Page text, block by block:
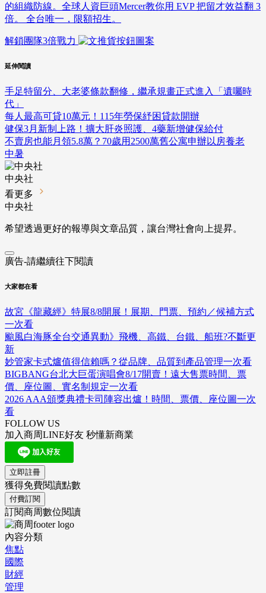
的組織防線。全球人資巨頭Mercer教你用 EVP 把留才效益翻 3
倍。 全台唯一，限額招生。
解鎖團隊3倍戰力
延伸閱讀
手足特留分、大老婆條款翻修，繼承規畫正式進入「遺囑時
代」
每人最高可貸10萬元！115年勞保紓困貸款開辦
健保3月新制上路！擴大肝炎照護、4藥新增健保給付
不賣房也能月領5.8萬？70歲用2500萬舊公寓申辦以房養老
中暑
中央社
看更多
中央社
希望透過更好的報導與文章品質，讓台灣社會向上提昇。
廣告-請繼續往下閱讀
大家都在看
故宮《龍藏經》特展8/8開展！展期、門票、預約／候補方式
一次看
颱風白海豚全台交通異動》飛機、高鐵、台鐵、船班?不斷更
新
妙管家卡式爐值得信賴嗎？從品牌、品質到產品管理一次看
BIGBANG台北大巨蛋演唱會8/17開賣！遠大售票時間、票
價、座位圖、實名制規定一次看
2026 AAA頒獎典禮卡司陣容出爐！時間、票價、座位圖一次
看
FOLLOW US
加入商周LINE好友 秒懂新商業
立即註冊
獲得免費閱讀點數
付費訂閱
訂閱商周數位閱讀
內容分類
焦點
國際
財經
管理